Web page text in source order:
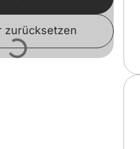
Lädt
zurücksetzen